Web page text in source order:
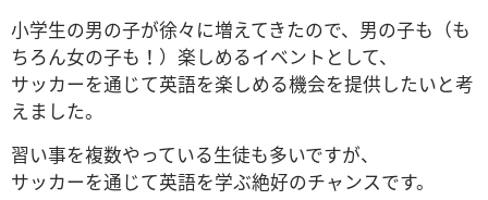
小学生の男の子が徐々に増えてきたので、男の子も（も
ちろん女の子も！）楽しめるイベントとして、
サッカーを通じて英語を楽しめる機会を提供したいと考
えました。
習い事を複数やっている生徒も多いですが、
サッカーを通じて英語を学ぶ絶好のチャンスです。